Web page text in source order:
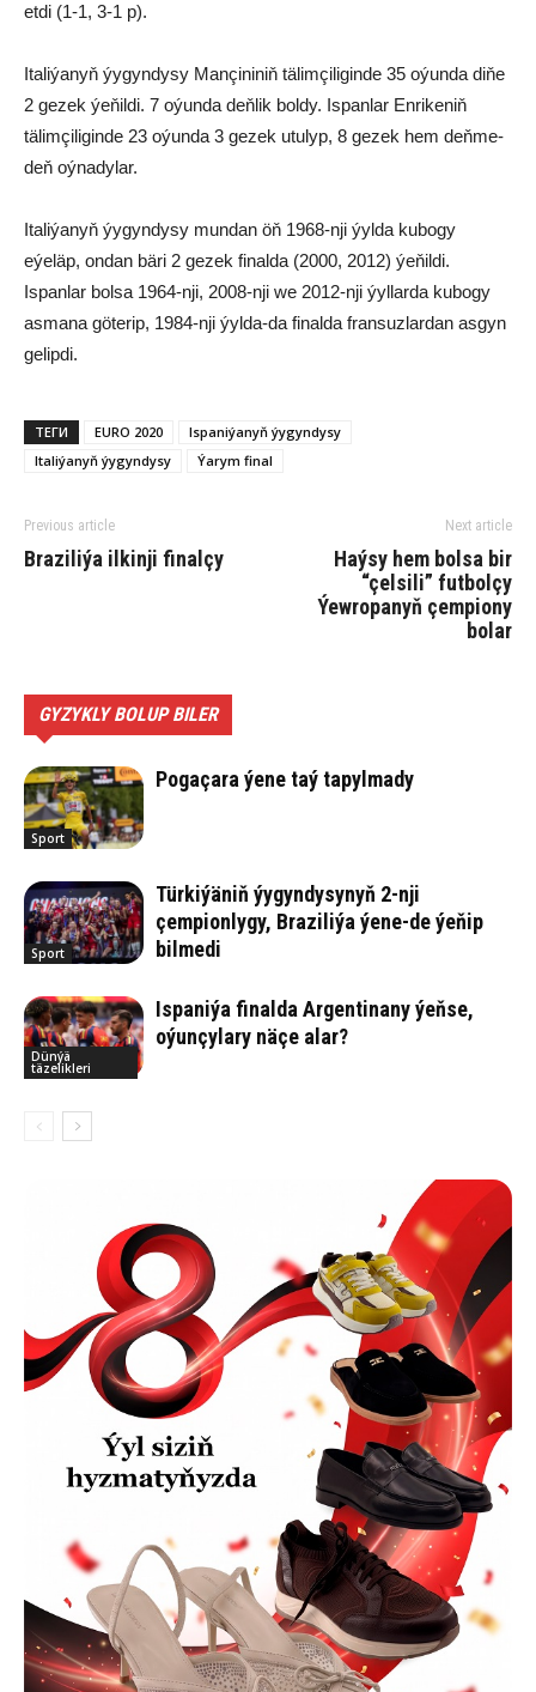
etdi (1-1, 3-1 p).
Italiýanyň ýygyndysy Mançininiň tälimçiliginde 35 oýunda diňe
2 gezek ýeňildi. 7 oýunda deňlik boldy. Ispanlar Enrikeniň
tälimçiliginde 23 oýunda 3 gezek utulyp, 8 gezek hem deňme-
deň oýnadylar.
Italiýanyň ýygyndysy mundan öň 1968-nji ýylda kubogy
eýeläp, ondan bäri 2 gezek finalda (2000, 2012) ýeňildi.
Ispanlar bolsa 1964-nji, 2008-nji we 2012-nji ýyllarda kubogy
asmana göterip, 1984-nji ýylda-da finalda fransuzlardan asgyn
gelipdi.
ТЕГИ EURO 2020
Ispaniýanyň ýygyndysy
Italiýanyň ýygyndysy
Ýarym final
Previous article
Braziliýa ilkinji finalçy
Next article
Haýsy hem bolsa bir
“çelsili” futbolçy
Ýewropanyň çempiony
bolar
GYZYKLY BOLUP BILER
Sport
Pogaçara ýene taý tapylmady
Sport
Türkiýäniň ýygyndysynyň 2-nji
çempionlygy, Braziliýa ýene-de ýeňip
bilmedi
Dünýä
täzelikleri
Ispaniýa finalda Argentinany ýeňse,
oýunçylary näçe alar?